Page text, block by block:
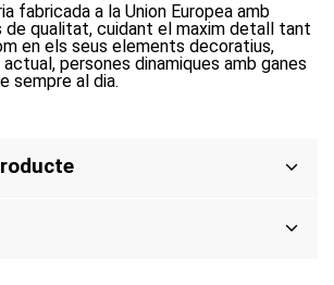
fabricada a la Union Europea amb
qualitat, cuidant el maxim detall tant
en els seus elements decoratius,
persones dinamiques amb ganes
sempre al dia.